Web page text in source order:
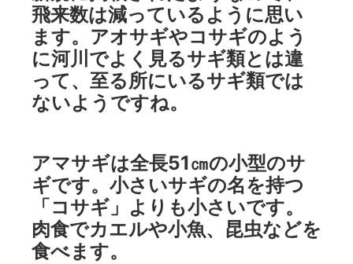
飛来数は減っているように思い
ます。アオサギやコサギのよう
に河川でよく見るサギ類とは違
って、至る所にいるサギ類では
ないようですね。
アマサギは全長51㎝の小型のサ
ギです。小さいサギの名を持つ
「コサギ」よりも小さいです。
肉食でカエルや小魚、昆虫などを
食べます。